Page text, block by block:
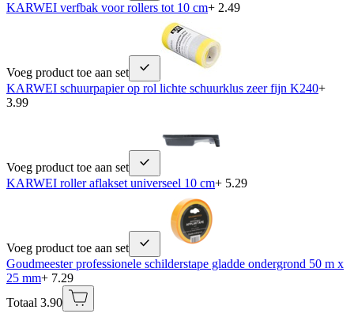
KARWEI verfbak voor rollers tot 10 cm+ 2.49
Voeg product toe aan set
KARWEI schuurpapier op rol lichte schuurklus zeer fijn K240+
3.99
Voeg product toe aan set
KARWEI roller aflakset universeel 10 cm+ 5.29
Voeg product toe aan set
Goudmeester professionele schilderstape gladde ondergrond 50 m x
25 mm+ 7.29
Totaal 3.90